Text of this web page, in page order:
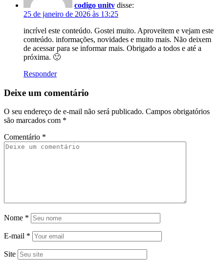
codigo unitv disse:
25 de janeiro de 2026 às 13:25
incrível este conteúdo. Gostei muito. Aproveitem e vejam este
conteúdo. informações, novidades e muito mais. Não deixem
de acessar para se informar mais. Obrigado a todos e até a
próxima. 🙂
Responder
Deixe um comentário
O seu endereço de e-mail não será publicado. Campos obrigatórios
são marcados com *
Comentário *
Nome *
E-mail *
Site